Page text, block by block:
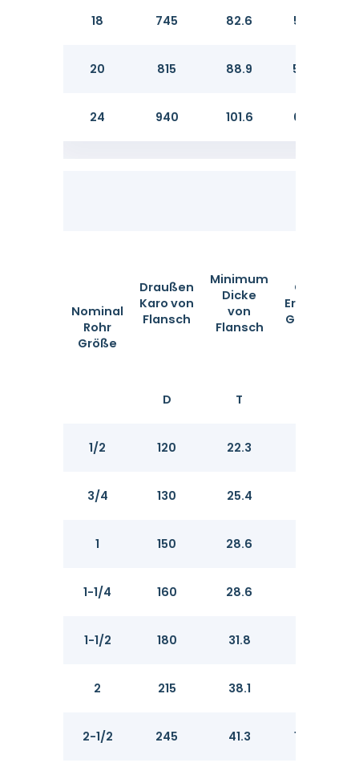
18 745 82.6 533.4
20 815 88.9 584.2
24 940 101.6 692.2
Nominal
Rohr
Größe
Draußen
Karo von
Flansch
Minimum
Dicke
von
Flansch
ODof
Erzogen
Gesicht
D T
1/2 120 22.3
3/4 130 25.4
1 150 28.6
1-1/4 160 28.6
1-1/2 180 31.8
2 215 38.1
2-1/2 245 41.3 104.8